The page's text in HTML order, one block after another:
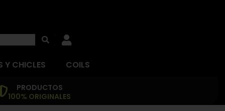
Y CHICLES COILS
PRODUCTOS
100% ORIGINALES